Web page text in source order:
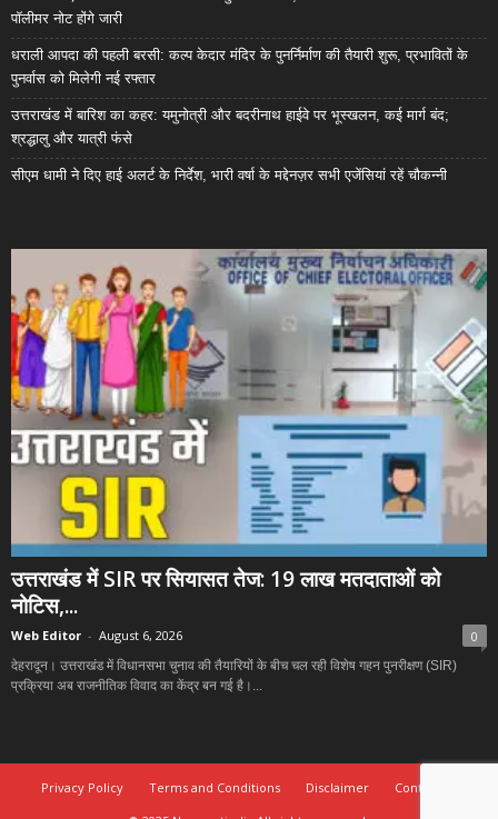
पॉलीमर नोट होंगे जारी
धराली आपदा की पहली बरसी: कल्प केदार मंदिर के पुनर्निर्माण की तैयारी शुरू, प्रभावितों के
पुनर्वास को मिलेगी नई रफ्तार
उत्तराखंड में बारिश का कहर: यमुनोत्री और बदरीनाथ हाईवे पर भूस्खलन, कई मार्ग बंद;
श्रद्धालु और यात्री फंसे
सीएम धामी ने दिए हाई अलर्ट के निर्देश, भारी वर्षा के मद्देनज़र सभी एजेंसियां रहें चौकन्नी
उत्तराखंड में SIR पर सियासत तेज: 19 लाख मतदाताओं को
नोटिस,...
Web Editor - August 6, 2026 0
देहरादून। उत्तराखंड में विधानसभा चुनाव की तैयारियों के बीच चल रही विशेष गहन पुनरीक्षण (SIR)
प्रक्रिया अब राजनीतिक विवाद का केंद्र बन गई है।...
Privacy Policy Terms and Conditions Disclaimer
Contact Us